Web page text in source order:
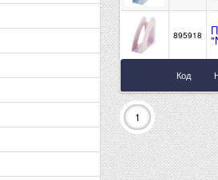
Код
895918
1